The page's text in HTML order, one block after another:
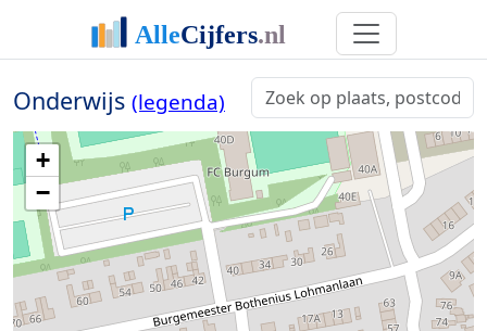
Onderwijs (legenda)
+
−